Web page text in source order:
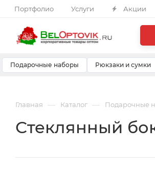
Портфолио Услуги Акции
Подарочные наборы Рюкзаки и сумки
Главная — Каталог — Подарочные
Стеклянный